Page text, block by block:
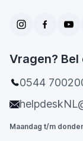
Vragen?
0544
Maandag t/m